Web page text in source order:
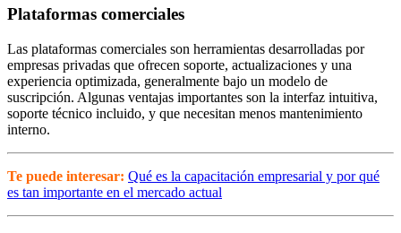
Plataformas comerciales
Las plataformas comerciales son herramientas desarrolladas por
empresas privadas que ofrecen soporte, actualizaciones y una
experiencia optimizada, generalmente bajo un modelo de
suscripción. Algunas ventajas importantes son la interfaz intuitiva,
soporte técnico incluido, y que necesitan menos mantenimiento
interno.
Te puede interesar: Qué es la capacitación empresarial y por qué
es tan importante en el mercado actual